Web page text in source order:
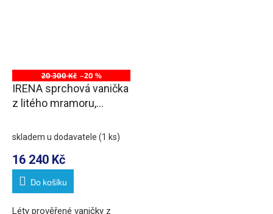
20 300 Kč –20 %
IRENA sprchová vanička
z litého mramoru,
bílá
skladem u dodavatele (1 ks)
16 240 Kč
Do košíku
Léty prověřené vaničky z